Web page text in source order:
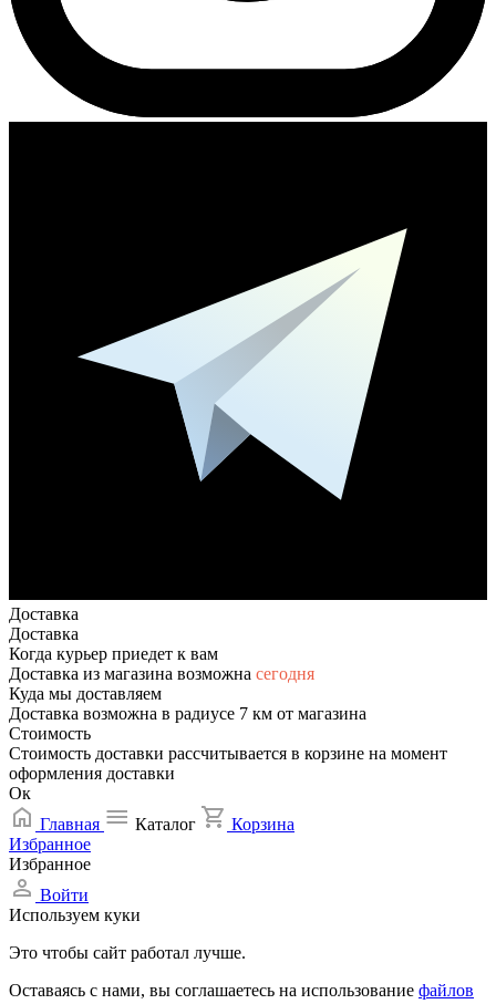
Доставка
Доставка
Когда курьер приедет к вам
Доставка из магазина возможна сегодня
Куда мы доставляем
Доставка возможна в радиусе 7 км от магазина
Стоимость
Стоимость доставки рассчитывается в корзине на момент
оформления доставки
Ок
Главная
Каталог
Корзина
Избранное
Избранное
Войти
Используем куки
Это чтобы сайт работал лучше.
Оставаясь с нами, вы соглашаетесь на использование файлов